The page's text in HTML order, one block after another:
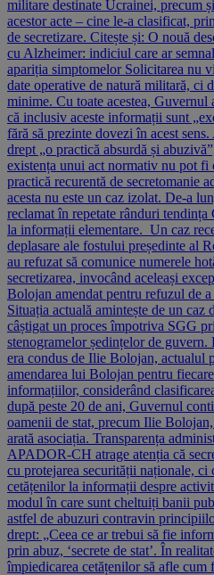
militare destinate Ucrainei, precum
acestor acte – cine le-a clasificat,
de secretizare. Citește și: O nouă
cu Alzheimer: indiciul care ar
apariția simptomelor Solicitarea nu
date operative de natură militară, ci
minime. Cu toate acestea, Guvernul
că inclusiv aceste informații sunt
fără să prezinte dovezi în acest
drept „o practică absurdă și
existența unui act normativ nu pot fi
practică recurentă de secretomanie
acesta nu este un caz izolat. De-a
reclamat în repetate rânduri
la informații elementare. Un caz
deplasare ale fostului președinte al
au refuzat să comunice numerele
secretizarea, invocând aceleași
Bolojan amendat pentru refuzul de a
Situația actuală amintește de un
câștigat un proces împotriva SGG
stenogramelor ședințelor de guvern.
era condus de Ilie Bolojan, actualul
amendarea lui Bolojan pentru
informațiilor, considerând
după peste 20 de ani, Guvernul
oamenii de stat, precum Ilie
arată asociația. Transparența
APADOR-CH atrage atenția că
cu protejarea securității naționale, ci
cetățenilor la informații despre
modul în care sunt cheltuiți banii
astfel de abuzuri contravin
drept: „Ceea ce ar trebui să fie
prin abuz, ‘secrete de stat’. În
împiedicarea cetățenilor să afle cum